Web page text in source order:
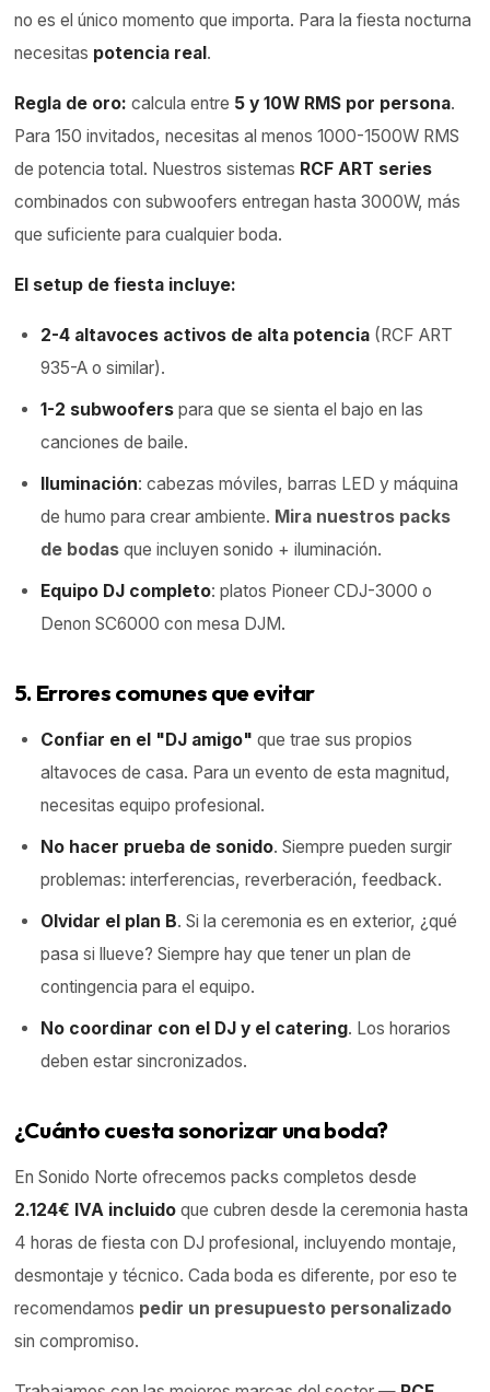
no es el único momento que importa. Para la fiesta nocturna
necesitas potencia real .
Regla de oro: calcula entre 5 y 10W RMS por persona.
Para 150 invitados, necesitas al menos 1000-1500W RMS
de potencia total. Nuestros sistemas RCF ART series
combinados con subwoofers entregan hasta 3000W, más
que suficiente para cualquier boda.
El setup de fiesta incluye:
2-4 altavoces activos de alta potencia(RCF ART
935-A o similar).
1-2 subwooferspara que se sienta el bajo en las
canciones de baile.
Iluminación: cabezas móviles, barras LED y máquina
de humo para crear ambiente. Mira nuestros packs
de bodasque incluyen sonido + iluminación.
Equipo DJcompleto: platos Pioneer CDJ-3000 o
Denon SC6000 con mesa DJM.
5. Errores comunes que evitar
Confiar en el "DJ amigo" que trae sus propios
altavoces de casa. Para un evento de esta magnitud,
necesitas equipo profesional.
No hacer prueba de sonido. Siempre pueden surgir
problemas: interferencias, reverberación, feedback.
Olvidar el plan B. Si la ceremonia es en exterior, ¿qué
pasa si llueve? Siempre hay que tener un plan de
contingencia para el equipo.
No coordinar con el DJ y el catering. Los horarios
deben estar sincronizados.
¿Cuánto cuesta sonorizar una boda?
En Sonido Norte ofrecemos packs completos desde
2.124€ IVA incluidoque cubren desde la ceremonia hasta
4 horas de fiesta con DJ profesional, incluyendo montaje,
desmontaje y técnico. Cada boda es diferente, por eso te
recomendamos pedir un presupuesto personalizado
sin compromiso.